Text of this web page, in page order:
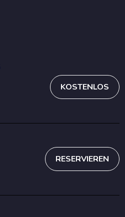
KOSTENLOS
RESERVIEREN